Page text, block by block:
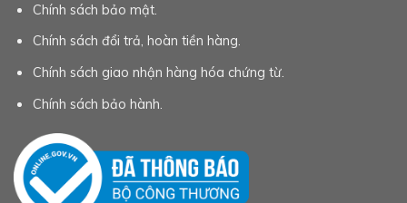
Chính sách bảo mật.
Chính sách đổi trả, hoàn tiền hàng.
Chính sách giao nhận hàng hóa chứng từ.
Chính sách bảo hành.